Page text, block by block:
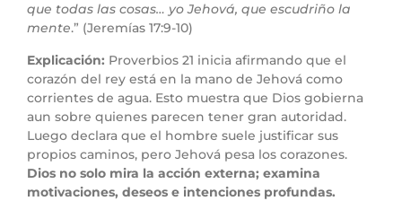
que todas las cosas… yo Jehová, que escudriño la
mente.” (Jeremías 17:9-10)
Explicación: Proverbios 21 inicia afirmando que el
corazón del rey está en la mano de Jehová como
corrientes de agua. Esto muestra que Dios gobierna
aun sobre quienes parecen tener gran autoridad.
Luego declara que el hombre suele justificar sus
propios caminos, pero Jehová pesa los corazones.
Dios no solo mira la acción externa; examina
motivaciones, deseos e intenciones profundas.